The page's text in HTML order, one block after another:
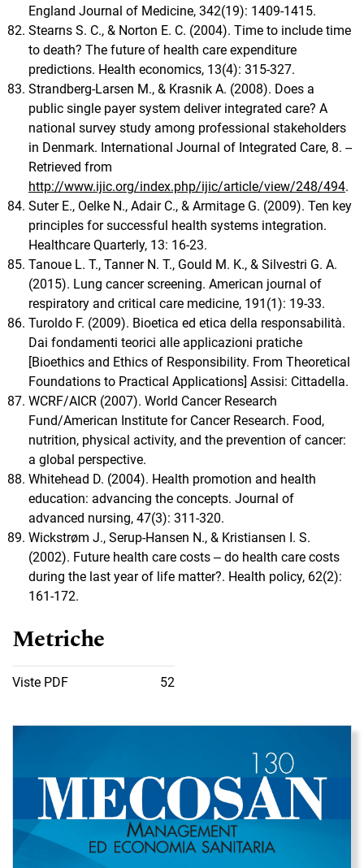
England Journal of Medicine, 342(19): 1409-1415.
Stearns S. C., & Norton E. C. (2004). Time to include time
to death? The future of health care expenditure
predictions. Health economics, 13(4): 315-327.
Strandberg-Larsen M., & Krasnik A. (2008). Does a
public single payer system deliver integrated care? A
national survey study among professional stakeholders
in Denmark. International Journal of Integrated Care, 8. --
Retrieved from
http://www.ijic.org/index.php/ijic/article/view/248/494.
Suter E., Oelke N., Adair C., & Armitage G. (2009). Ten key
principles for successful health systems integration.
Healthcare Quarterly, 13: 16-23.
Tanoue L. T., Tanner N. T., Gould M. K., & Silvestri G. A.
(2015). Lung cancer screening. American journal of
respiratory and critical care medicine, 191(1): 19-33.
Turoldo F. (2009). Bioetica ed etica della responsabilità.
Dai fondamenti teorici alle applicazioni pratiche
[Bioethics and Ethics of Responsibility. From Theoretical
Foundations to Practical Applications] Assisi: Cittadella.
WCRF/AICR (2007). World Cancer Research
Fund/American Institute for Cancer Research. Food,
nutrition, physical activity, and the prevention of cancer:
a global perspective.
Whitehead D. (2004). Health promotion and health
education: advancing the concepts. Journal of
advanced nursing, 47(3): 311-320.
Wickstrøm J., Serup-Hansen N., & Kristiansen I. S.
(2002). Future health care costs ‒ do health care costs
during the last year of life matter?. Health policy, 62(2):
161-172.
Metriche
Viste PDF 52
Immagine di copertina